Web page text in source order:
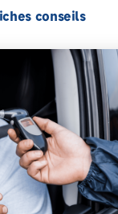
conseils